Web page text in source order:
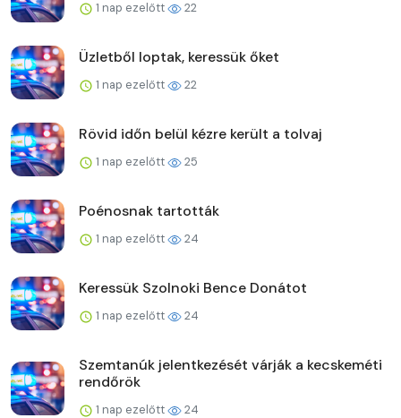
1 nap ezelőtt 22
Üzletből loptak, keressük őket
1 nap ezelőtt 22
Rövid időn belül kézre került a tolvaj
1 nap ezelőtt 25
Poénosnak tartották
1 nap ezelőtt 24
Keressük Szolnoki Bence Donátot
1 nap ezelőtt 24
Szemtanúk jelentkezését várják a kecskeméti
rendőrök
1 nap ezelőtt 24